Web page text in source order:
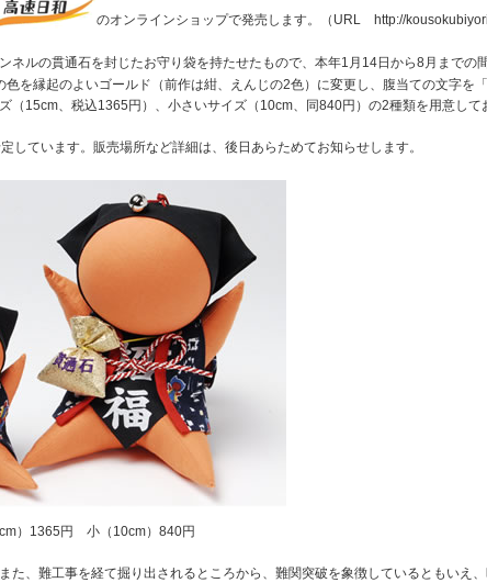
のオンラインショップで発売します。（URL http://
ネルの貫通石を封じたお守り袋を持たせたもので、本年1月14日から8月までの
を縁起のよいゴールド（前作は紺、えんじの2色）に変更し、腹当ての文字を「
（15cm、税込1365円）、小さいサイズ（10cm、同840円）の2種類を用意して
ています。販売場所など詳細は、後日あらためてお知らせします。
）1365円 小（10cm）840円
た、難工事を経て掘り出されるところから、難関突破を象徴しているともいえ